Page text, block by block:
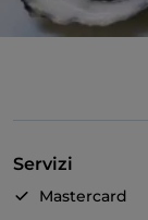
Servizi
Mastercard